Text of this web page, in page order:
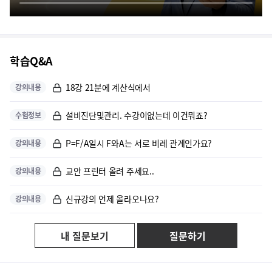
학습Q&A
강의내용 18강 21분에 계산식에서
수험정보 설비진단및관리. 수강이없는데 이건뭐죠?
강의내용 P=F/A일시 F와A는 서로 비례 관계인가요?
강의내용 교안 프린터 올려 주세요..
강의내용 신규강의 언제 올라오나요?
내 질문보기 질문하기